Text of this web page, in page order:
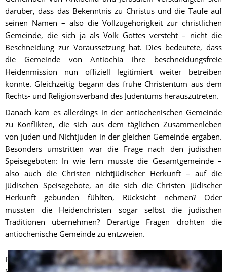
darüber, dass das Bekenntnis zu Christus und die Taufe auf
seinen Namen – also die Vollzugehörigkeit zur christlichen
Gemeinde, die sich ja als Volk Gottes versteht – nicht die
Beschneidung zur Voraussetzung hat. Dies bedeutete, dass
die Gemeinde von Antiochia ihre beschneidungsfreie
Heidenmission nun offiziell legitimiert weiter betreiben
konnte. Gleichzeitig begann das frühe Christentum aus dem
Rechts- und Religionsverband des Judentums herauszutreten.
Danach kam es allerdings in der antiochenischen Gemeinde
zu Konflikten, die sich aus dem täglichen Zusammenleben
von Juden und Nichtjuden in der gleichen Gemeinde ergaben.
Besonders umstritten war die Frage nach den jüdischen
Speisegeboten: In wie fern musste die Gesamtgemeinde –
also auch die Christen nichtjüdischer Herkunft – auf die
jüdischen Speisegebote, an die sich die Christen jüdischer
Herkunft gebunden fühlten, Rücksicht nehmen? Oder
mussten die Heidenchristen sogar selbst die jüdischen
Traditionen übernehmen? Derartige Fragen drohten die
antiochenische Gemeinde zu entzweien.
Paulus vertrat kompromisslos einen gesetzeskritischen